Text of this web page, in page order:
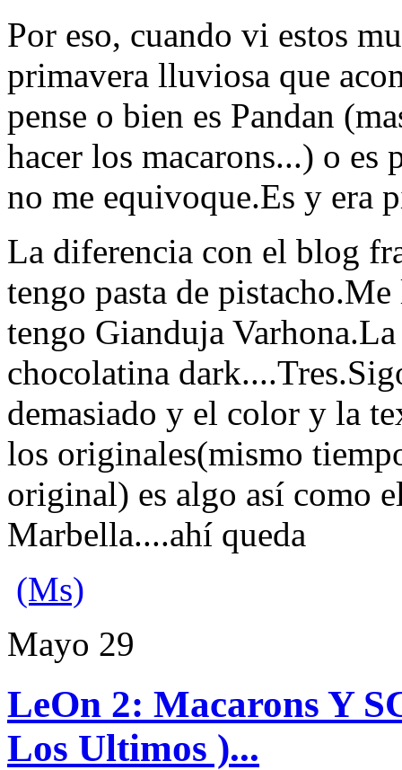
Por eso, cuando vi estos
primavera lluviosa que
pense o bien es Pandan
hacer los macarons...) o es
no me equivoque.Es y era
La diferencia con el blog
tengo pasta de
tengo Gianduja
chocolatina
demasiado y el color y la
los originales(mismo
original) es algo así como
Marbella....ahí queda
(Ms)
Mayo 29
LeOn 2: Macarons Y
Los Ultimos )...